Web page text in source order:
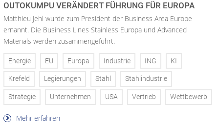
OUTOKUMPU VERÄNDERT FÜHRUNG FÜR EUROPA
Matthieu Jehl wurde zum President der Business Area Europe
ernannt. Die Business Lines Stainless Europa und Advanced
Materials werden zusammengeführt.
Energie EU Europa Industrie ING KI
Krefeld Legierungen Stahl Stahlindustrie
Strategie Unternehmen USA Vertrieb Wettbewerb
Mehr erfahren